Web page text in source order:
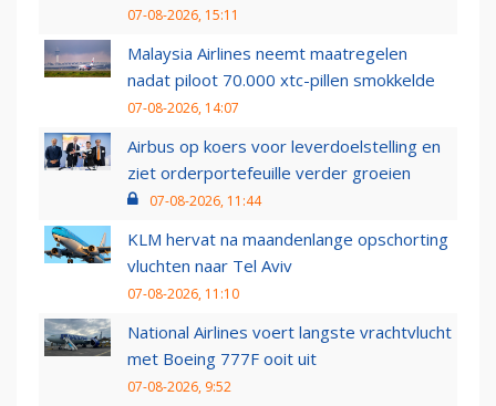
07-08-2026, 15:11
Malaysia Airlines neemt maatregelen
nadat piloot 70.000 xtc-pillen smokkelde
07-08-2026, 14:07
Airbus op koers voor leverdoelstelling en
ziet orderportefeuille verder groeien
07-08-2026, 11:44
KLM hervat na maandenlange opschorting
vluchten naar Tel Aviv
07-08-2026, 11:10
National Airlines voert langste vrachtvlucht
met Boeing 777F ooit uit
07-08-2026, 9:52